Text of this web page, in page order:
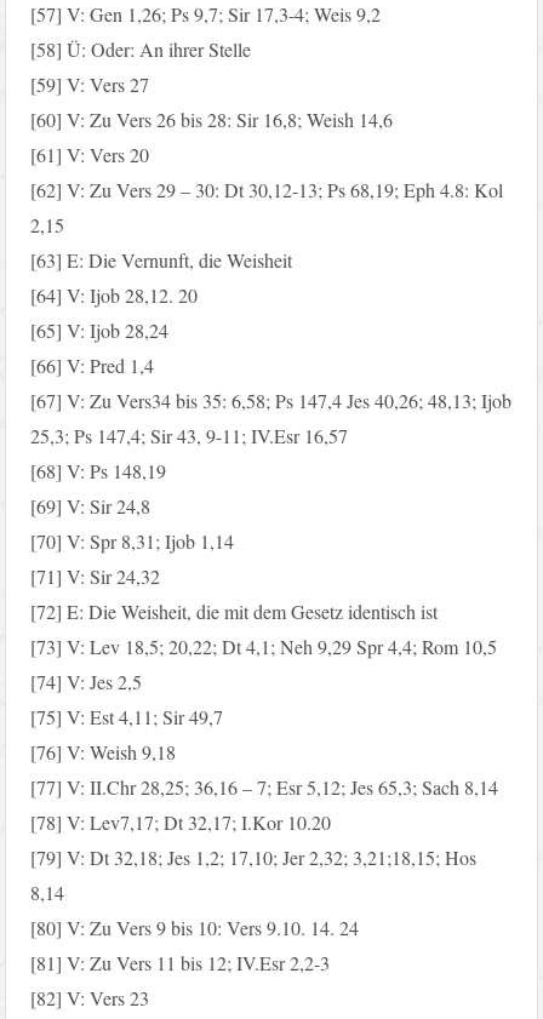
[57] V: Gen 1,26; Ps 9,7; Sir 17,3-4; Weis 9,2
[58] Ü: Oder: An ihrer Stelle
[59] V: Vers 27
[60] V: Zu Vers 26 bis 28: Sir 16,8; Weish 14,6
[61] V: Vers 20
[62] V: Zu Vers 29 – 30: Dt 30,12-13; Ps 68,19; Eph 4.8: Kol
2,15
[63] E: Die Vernunft, die Weisheit
[64] V: Ijob 28,12. 20
[65] V: Ijob 28,24
[66] V: Pred 1,4
[67] V: Zu Vers34 bis 35: 6,58; Ps 147,4 Jes 40,26; 48,13; Ijob
25,3; Ps 147,4; Sir 43, 9-11; IV.Esr 16,57
[68] V: Ps 148,19
[69] V: Sir 24,8
[70] V: Spr 8,31; Ijob 1,14
[71] V: Sir 24,32
[72] E: Die Weisheit, die mit dem Gesetz identisch ist
[73] V: Lev 18,5; 20,22; Dt 4,1; Neh 9,29 Spr 4,4; Rom 10,5
[74] V: Jes 2,5
[75] V: Est 4,11; Sir 49,7
[76] V: Weish 9,18
[77] V: II.Chr 28,25; 36,16 – 7; Esr 5,12; Jes 65,3; Sach 8,14
[78] V: Lev7,17; Dt 32,17; I.Kor 10.20
[79] V: Dt 32,18; Jes 1,2; 17,10; Jer 2,32; 3,21;18,15; Hos
8,14
[80] V: Zu Vers 9 bis 10: Vers 9.10. 14. 24
[81] V: Zu Vers 11 bis 12; IV.Esr 2,2-3
[82] V: Vers 23